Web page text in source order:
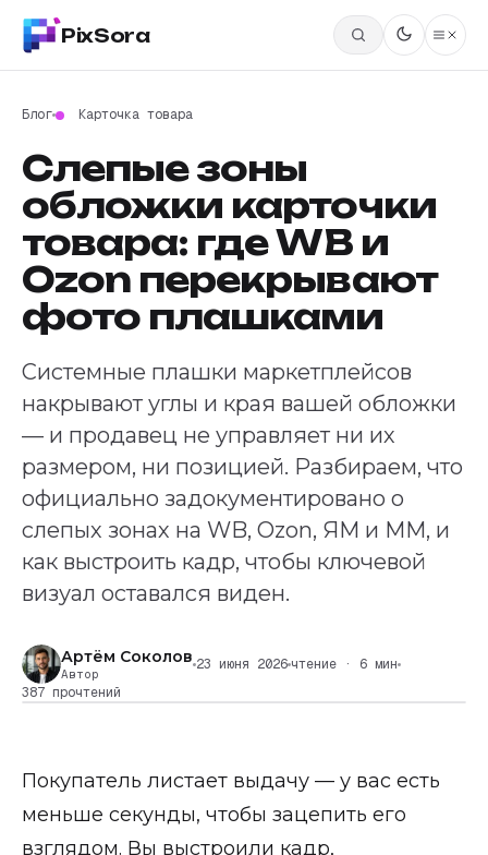
PixSora
Блог Карточка товара
Слепые зоны
обложки карточки
товара: где WB и
Ozon перекрывают
фото плашками
Системные плашки маркетплейсов
накрывают углы и края вашей обложки
— и продавец не управляет ни их
размером, ни позицией. Разбираем, что
официально задокументировано о
слепых зонах на WB, Ozon, ЯМ и ММ, и
как выстроить кадр, чтобы ключевой
визуал оставался виден.
Артём Соколов
Автор
23 июня 2026 чтение · 6 мин
387 прочтений
Покупатель листает выдачу — у вас есть
меньше секунды, чтобы зацепить его
взглядом. Вы выстроили кадр,